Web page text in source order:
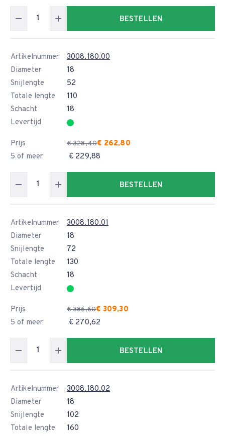
BESTELLEN
Artikelnummer
3008.180.00
Diameter
18
Snijlengte
52
Totale lengte
110
Schacht
18
Levertijd
Prijs € 328,40€ 262,80
5 of meer
€ 229,88
BESTELLEN
Artikelnummer
3008.180.01
Diameter
18
Snijlengte
72
Totale lengte
130
Schacht
18
Levertijd
Prijs € 386,60€ 309,30
5 of meer
€ 270,62
BESTELLEN
Artikelnummer
3008.180.02
Diameter
18
Snijlengte
102
Totale lengte
160